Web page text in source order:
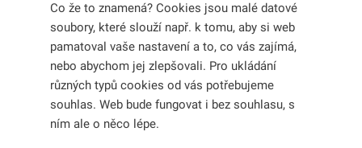
Co že to znamená? Cookies jsou malé datové
soubory, které slouží např. k tomu, aby si web
pamatoval vaše nastavení a to, co vás zajímá,
nebo abychom jej zlepšovali. Pro ukládání
různých typů cookies od vás potřebujeme
souhlas. Web bude fungovat i bez souhlasu, s
ním ale o něco lépe.
Krajská asistenční centra pomoci Ukrajině
(KACPU) budou mít o velikonočních svátcíchv
pátek 29. 3. 2024 a v pondělí 1. 4. 2024 zavřeno
V úterý 2. 4. 2024 budou mít KACPU speciálně
otevřeno
dle pondělních úředních hodin.